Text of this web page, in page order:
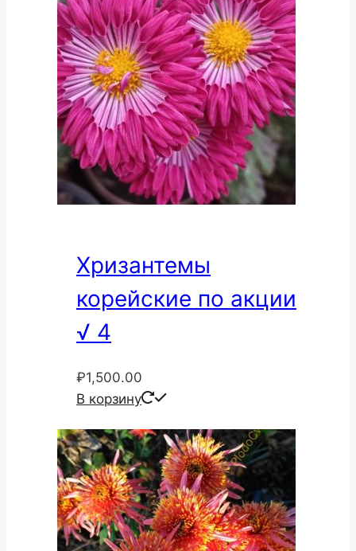
Хризантемы
корейские по акции
√ 4
₽1,500.00
В корзину